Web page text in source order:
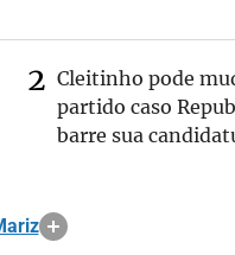
Cleitinho pode
partido caso
barre sua